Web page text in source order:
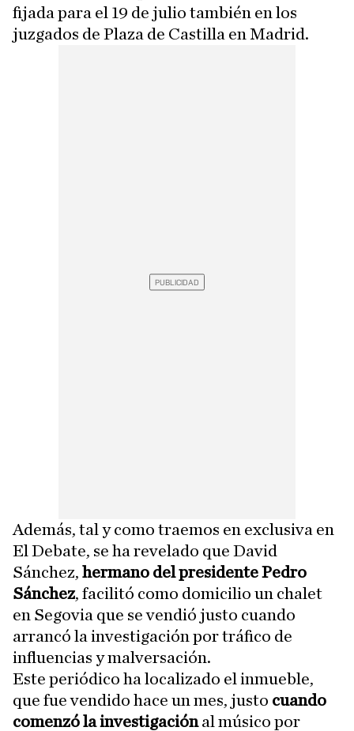
fijada para el 19 de julio también en los
juzgados de Plaza de Castilla en Madrid.
Además, tal y como traemos en exclusiva en
El Debate, se ha revelado que David
Sánchez, hermano del presidente Pedro
Sánchez, facilitó como domicilio un chalet
en Segovia que se vendió justo cuando
arrancó la investigación por tráfico de
influencias y malversación.
Este periódico ha localizado el inmueble,
que fue vendido hace un mes, justo cuando
comenzó la investigaciónal músico por